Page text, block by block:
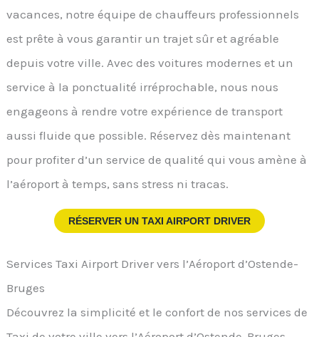
vacances, notre équipe de chauffeurs professionnels
est prête à vous garantir un trajet sûr et agréable
depuis votre ville. Avec des voitures modernes et un
service à la ponctualité irréprochable, nous nous
engageons à rendre votre expérience de transport
aussi fluide que possible. Réservez dès maintenant
pour profiter d’un service de qualité qui vous amène à
l’aéroport à temps, sans stress ni tracas.
RÉSERVER UN TAXI AIRPORT DRIVER
Services Taxi Airport Driver vers l’Aéroport d’Ostende-
Bruges
Découvrez la simplicité et le confort de nos services de